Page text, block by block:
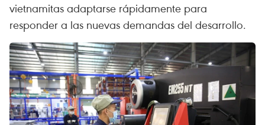
vietnamitas adaptarse rápidamente para
responder a las nuevas demandas del desarrollo.